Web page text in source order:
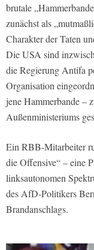
brutale
zunächst als
Charakter der Taten
Die USA sind
die Regierung Antifa
Organisation
jene Hammerbande –
Außenministeriums
Ein RBB-Mitarbeiter
die Offensive“ – eine
linksautonomen
des AfD-Politikers
Brandanschlags.